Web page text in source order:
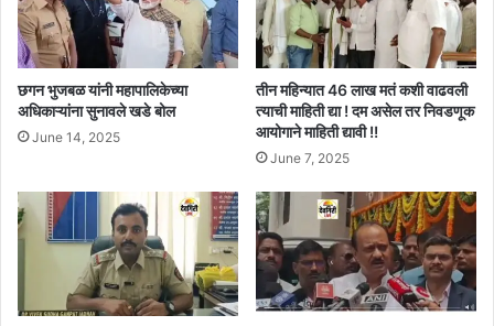
छगन भुजबळ यांनी महापालिकेच्या
अधिकाऱ्यांना सुनावले खडे बोल
June 14, 2025
तीन महिन्यात 46 लाख मतं कशी वाढवली
त्याची माहिती द्या ! दम असेल तर निवडणूक
आयोगाने माहिती द्यावी !!
June 7, 2025